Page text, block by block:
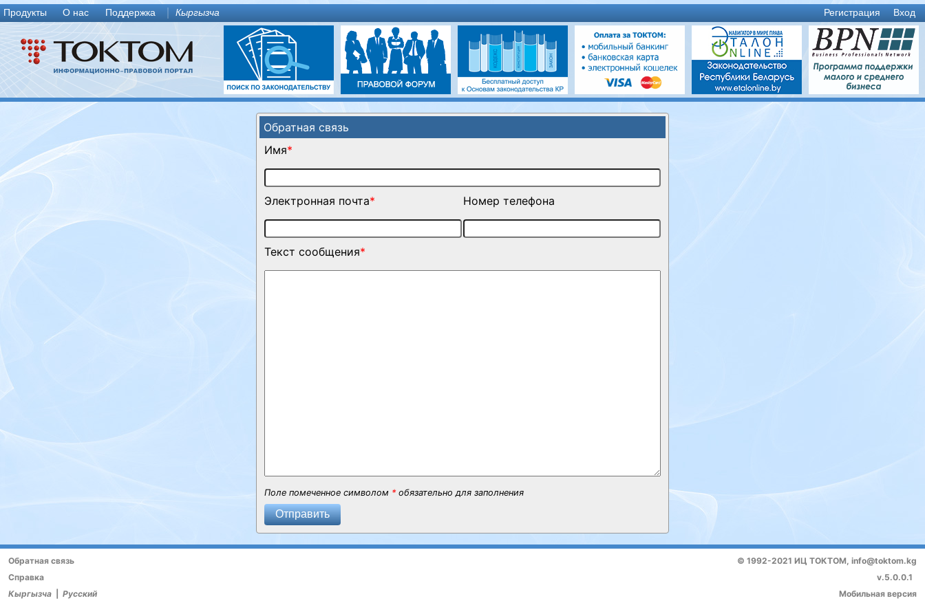
Продукты О нас Поддержка Кыргызча Вход
Регистрация
Обратная связь
Имя*
Электронная почта* Номер телефона
Текст сообщения*
Поле помеченное символом *обязательно для заполнения
Отправить
© 1992-2021 ИЦ ТОКТОМ, info@toktom.kg
v.5.0.0.1
Мобильная версия
Обратная связь
Справка
Кыргызча
Русский